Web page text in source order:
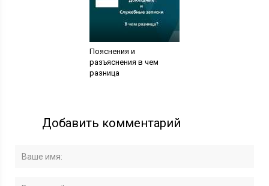
Пояснения и
разъяснения в чем
разница
Добавить комментарий